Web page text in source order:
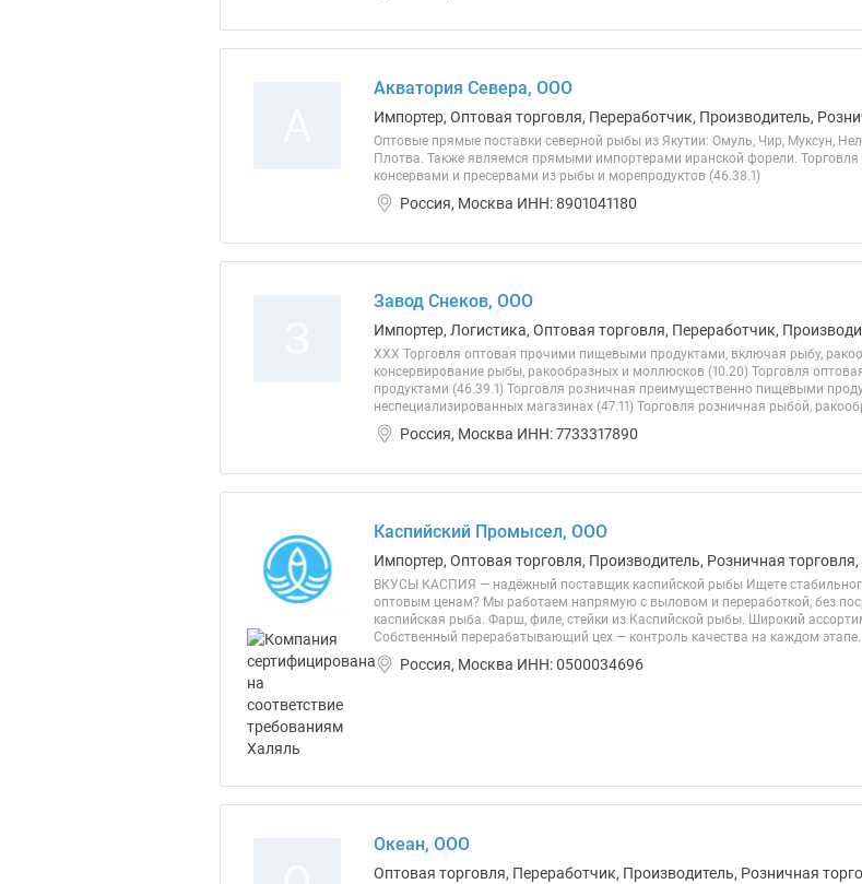
Акватория Севера, ООО
Импортер, Оптовая торговля, Переработчик, Производитель,
Оптовые прямые поставки северной рыбы из Якутии: Омуль, Чир, Муксун,
Плотва. Также являемся прямыми импортерами иранской форели.
консервами и пресервами из рыбы и морепродуктов (46.38.1)
Россия, Москва ИНН: 8901041180
Завод Снеков, ООО
Импортер, Логистика, Оптовая торговля, Переработчик,
ХХХ Торговля оптовая прочими пищевыми продуктами, включая рыбу,
консервирование рыбы, ракообразных и моллюсков (10.20) Торговля
продуктами (46.39.1) Торговля розничная преимущественно пищевыми
неспециализированных магазинах (47.11) Торговля розничная рыбой,
Россия, Москва ИНН: 7733317890
Каспийский Промысел, ООО
Импортер, Оптовая торговля, Производитель, Розничная торговля,
ВКУСЫ КАСПИЯ — надёжный поставщик каспийской рыбы Ищете
оптовым ценам? Мы работаем напрямую с выловом и переработкой, без
каспийская рыба. Фарш, филе, стейки из Каспийской рыбы. Широкий
Собственный перерабатывающий цех — контроль качества на каждом этапе.
Россия, Москва ИНН: 0500034696
Океан, ООО
Оптовая торговля, Переработчик, Производитель, Розничная